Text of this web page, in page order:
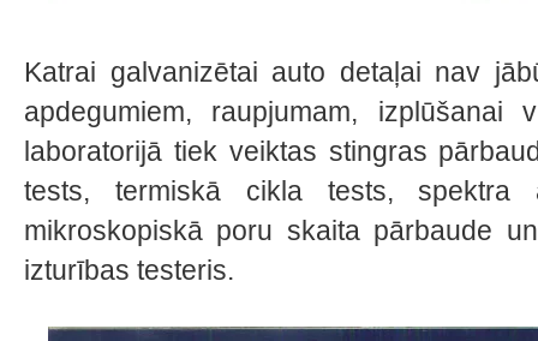
Katrai galvanizētai auto detaļai nav
apdegumiem, raupjumam, izplūšanai
laboratorijā tiek veiktas stingras
tests, termiskā cikla tests, spektra
mikroskopiskā poru skaita pārbaude
izturības testeris.